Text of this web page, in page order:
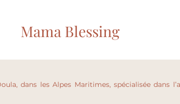
Mama Blessing
dans les Alpes Maritimes, spécialisée dans